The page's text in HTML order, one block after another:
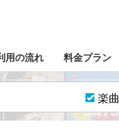
用の流れ 料金プラン
楽曲